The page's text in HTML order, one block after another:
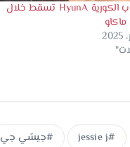
نجمة البوب ​​الكورية HyunA تسقط خلال
jessie j جيسّي جي